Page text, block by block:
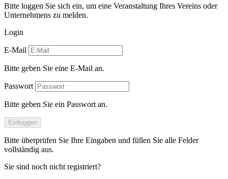
Bitte loggen Sie sich ein, um eine Veranstaltung Ihres Vereins oder
Unternehmens zu melden.
Login
E-Mail
Bitte geben Sie eine E-Mail an.
Passwort
Bitte geben Sie ein Passwort an.
Einloggen
Bitte überprüfen Sie Ihre Eingaben und füllen Sie alle Felder
vollständig aus.
Sie sind noch nicht registriert?